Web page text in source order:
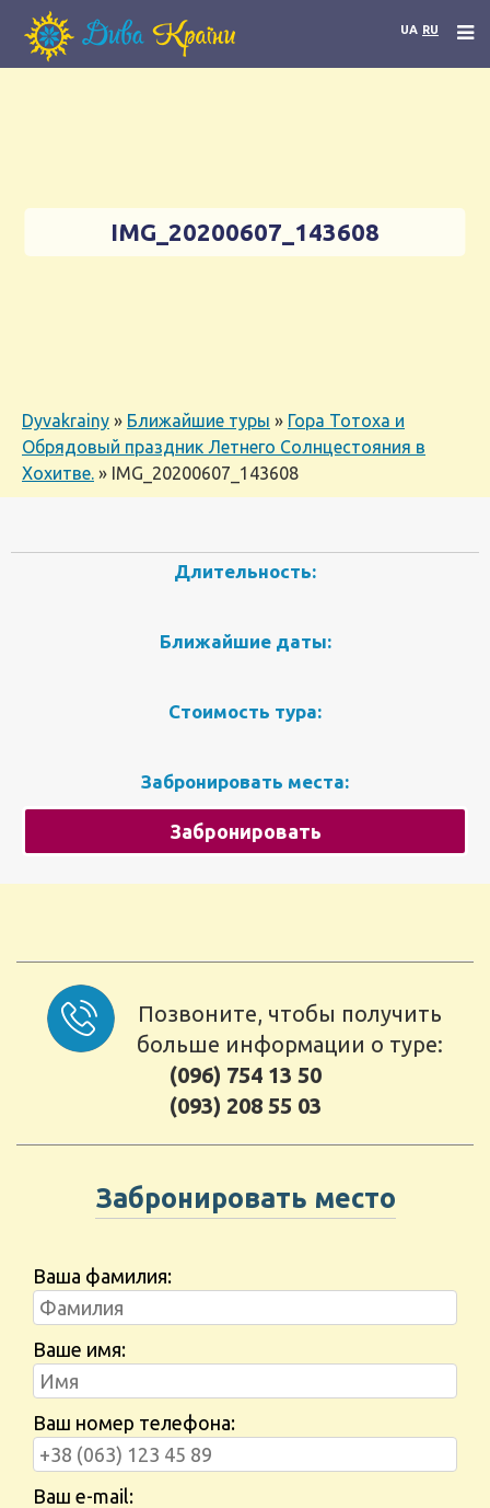
UA RU
IMG_20200607_143608
Dyvakrainy » Ближайшие туры » Гора Тотоха и
Обрядовый праздник Летнего Солнцестояния в
Хохитве. » IMG_20200607_143608
Длительность:
Ближайшие даты:
Стоимость тура:
Забронировать места:
Забронировать
Позвоните, чтобы получить
больше информации о туре:
(096) 754 13 50
(093) 208 55 03
Забронировать место
Ваша фамилия:
Ваше имя:
Ваш номер телефона:
Ваш e-mail: